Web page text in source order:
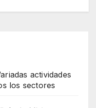
actividades
los sectores